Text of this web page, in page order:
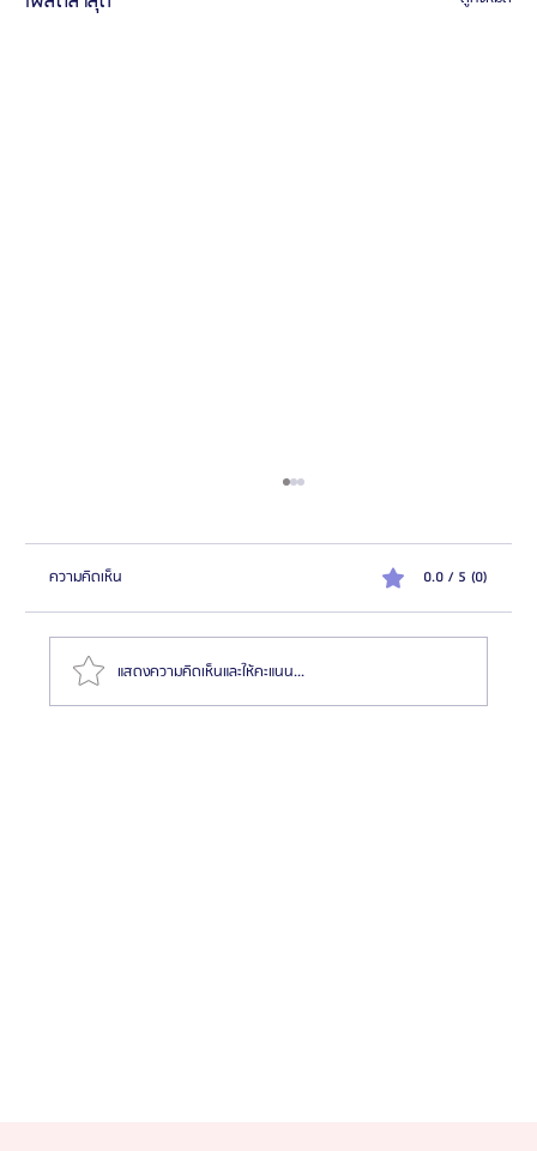
ความคิดเห็น 0.0 / 5 (0)
แสดงความคิดเห็นและให้คะแนน...